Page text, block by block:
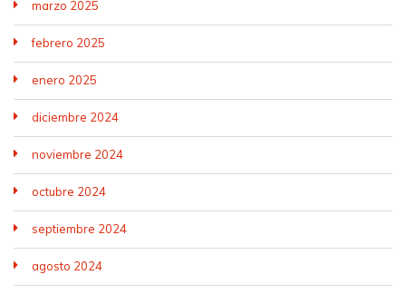
marzo 2025
febrero 2025
enero 2025
diciembre 2024
noviembre 2024
octubre 2024
septiembre 2024
agosto 2024